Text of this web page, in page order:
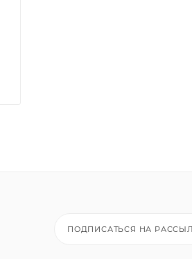
ПОДПИСАТЬСЯ НА